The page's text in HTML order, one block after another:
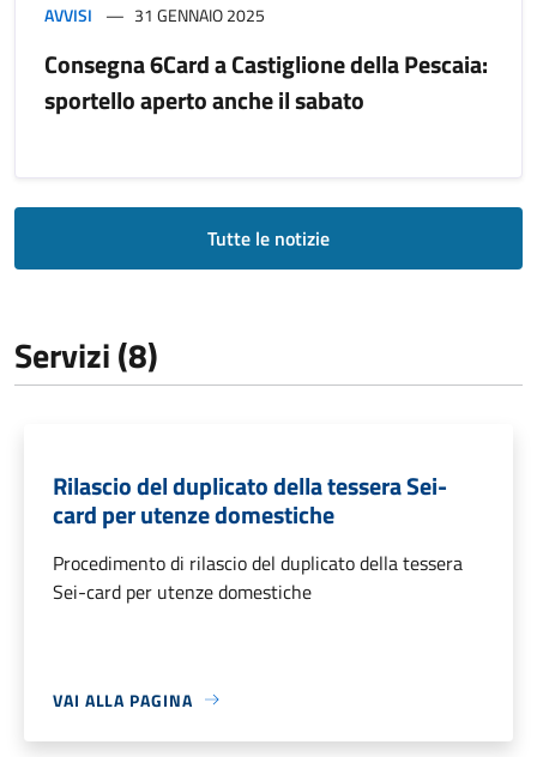
AVVISI 31 GENNAIO 2025
Consegna 6Card a Castiglione della Pescaia:
sportello aperto anche il sabato
Tutte le notizie
Servizi (8)
Rilascio del duplicato della tessera Sei-
card per utenze domestiche
Procedimento di rilascio del duplicato della tessera
Sei-card per utenze domestiche
VAI ALLA PAGINA